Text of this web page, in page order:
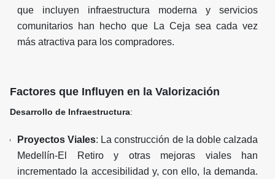
que incluyen infraestructura moderna y servicios
comunitarios han hecho que La Ceja sea cada vez
más atractiva para los compradores.
Factores que Influyen en la Valorización
Desarrollo de Infraestructura:
Proyectos Viales: La construcción de la doble calzada
Medellín-El Retiro y otras mejoras viales han
incrementado la accesibilidad y, con ello, la demanda.